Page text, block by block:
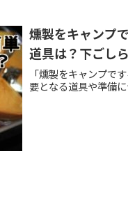
燻製をキャンプ
道具は？下ごし
「燻製をキャンプで
要となる道具や準備